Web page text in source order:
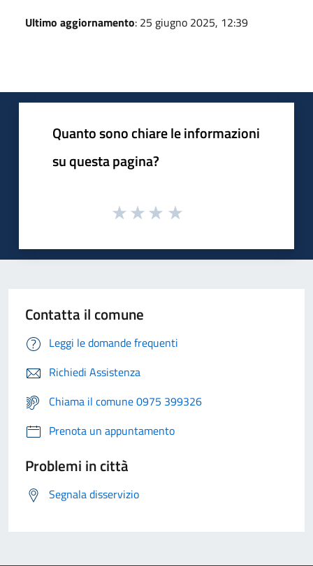
Ultimo aggiornamento: 25 giugno 2025, 12:39
Quanto sono chiare le informazioni
su questa pagina?
Contatta il comune
Leggi le domande frequenti
Richiedi Assistenza
Chiama il comune 0975 399326
Prenota un appuntamento
Problemi in città
Segnala disservizio